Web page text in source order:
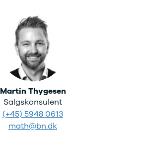
Martin Thygesen
Salgskonsulent
(+45) 5948 0613
math@bn.dk